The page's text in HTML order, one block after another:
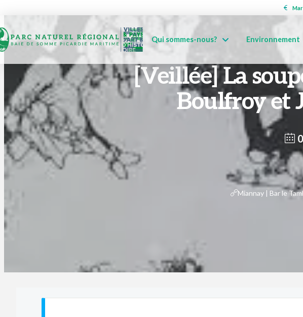
Qui sommes-nous? Environnement
[Veillée] La
Boulfroy et
Miannay | Bar le